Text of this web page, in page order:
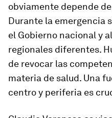
obviamente depende
Durante la emergencia
el Gobierno nacional y
regionales diferentes.
de revocar las
materia de salud. Una
centro y periferia es